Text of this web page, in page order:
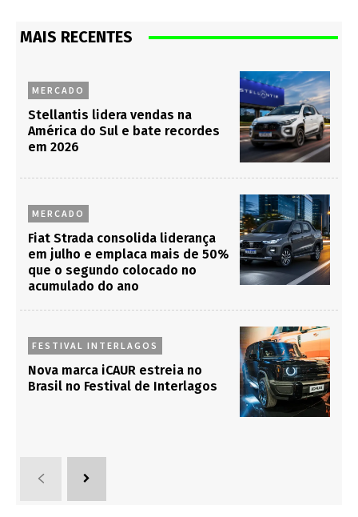
MAIS RECENTES
MERCADO
Stellantis lidera vendas na
América do Sul e bate recordes
em 2026
MERCADO
Fiat Strada consolida liderança
em julho e emplaca mais de 50%
que o segundo colocado no
acumulado do ano
FESTIVAL INTERLAGOS
Nova marca iCAUR estreia no
Brasil no Festival de Interlagos